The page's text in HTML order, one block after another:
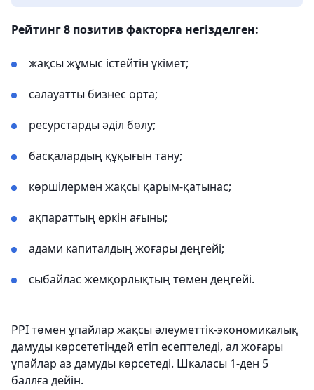
Рейтинг 8 позитив факторға негізделген:
жақсы жұмыс істейтін үкімет;
салауатты бизнес орта;
ресурстарды әділ бөлу;
басқалардың құқығын тану;
көршілермен жақсы қарым-қатынас;
ақпараттың еркін ағыны;
адами капиталдың жоғары деңгейі;
сыбайлас жемқорлықтың төмен деңгейі.
PPI төмен ұпайлар жақсы әлеуметтік-экономикалық
дамуды көрсететіндей етіп есептеледі, ал жоғары
ұпайлар аз дамуды көрсетеді. Шкаласы 1-ден 5
баллға дейін.